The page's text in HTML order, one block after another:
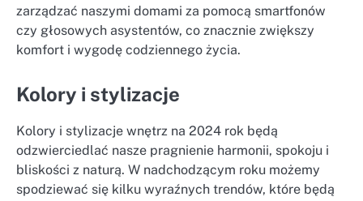
zarządzać naszymi domami za pomocą smartfonów
czy głosowych asystentów, co znacznie zwiększy
komfort i wygodę codziennego życia.
Kolory i stylizacje
Kolory i stylizacje wnętrz na 2024 rok będą
odzwierciedlać nasze pragnienie harmonii, spokoju i
bliskości z naturą. W nadchodzącym roku możemy
spodziewać się kilku wyraźnych trendów, które będą